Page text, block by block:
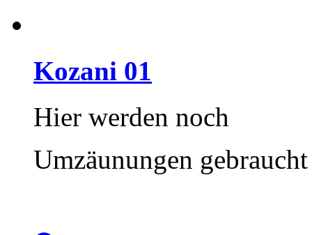
Kozani 01
Hier werden noch
Umzäunungen gebraucht